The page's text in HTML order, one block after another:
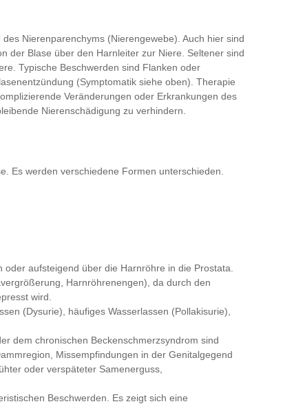
Nierenparenchyms (Nierengewebe). Auch hier sind
der Blase über den Harnleiter zur Niere. Seltener sind
Typische Beschwerden sind Flanken oder
(Symptomatik siehe oben). Therapie
Veränderungen oder Erkrankungen des
Nierenschädigung zu verhindern.
Es werden verschiedene Formen unterschieden.
aufsteigend über die Harnröhre in die Prostata.
Harnröhrenengen), da durch den
wird.
(Dysurie), häufiges Wasserlassen (Pollakisurie),
dem chronischen Beckenschmerzsyndrom sind
Missempfindungen in der Genitalgegend
oder verspäteter Samenerguss,
Beschwerden. Es zeigt sich eine